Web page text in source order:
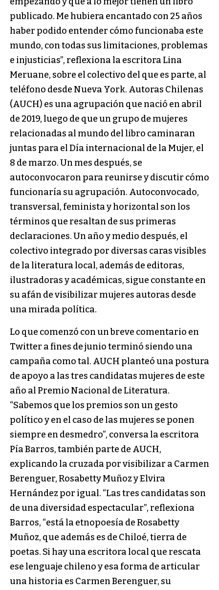
publicado. Me hubiera encantado con 25 años
haber podido entender cómo funcionaba este
mundo, con todas sus limitaciones, problemas
e injusticias”, reflexiona la escritora Lina
Meruane, sobre el colectivo del que es parte, al
teléfono desde Nueva York. Autoras Chilenas
(AUCH) es una agrupación que nació en abril
de 2019, luego de que un grupo de mujeres
relacionadas al mundo del libro caminaran
juntas para el Día internacional de la Mujer, el
8 de marzo. Un mes después, se
autoconvocaron para reunirse y discutir cómo
funcionaría su agrupación. Autoconvocado,
transversal, feminista y horizontal son los
términos que resaltan de sus primeras
declaraciones. Un año y medio después, el
colectivo integrado por diversas caras visibles
de la literatura local, además de editoras,
ilustradoras y académicas, sigue constante en
su afán de visibilizar mujeres autoras desde
una mirada política.
Lo que comenzó con un breve comentario en
Twitter a fines de junio terminó siendo una
campaña como tal. AUCH planteó una postura
de apoyo a las tres candidatas mujeres de este
año al Premio Nacional de Literatura.
“Sabemos que los premios son un gesto
político y en el caso de las mujeres se ponen
siempre en desmedro”, conversa la escritora
Pía Barros, también parte de AUCH,
explicando la cruzada por visibilizar a Carmen
Berenguer, Rosabetty Muñoz y Elvira
Hernández por igual. “Las tres candidatas son
de una diversidad espectacular”, reflexiona
Barros, “está la etnopoesía de Rosabetty
Muñoz, que además es de Chiloé, tierra de
poetas. Si hay una escritora local que rescata
ese lenguaje chileno y esa forma de articular
una historia es Carmen Berenguer, su